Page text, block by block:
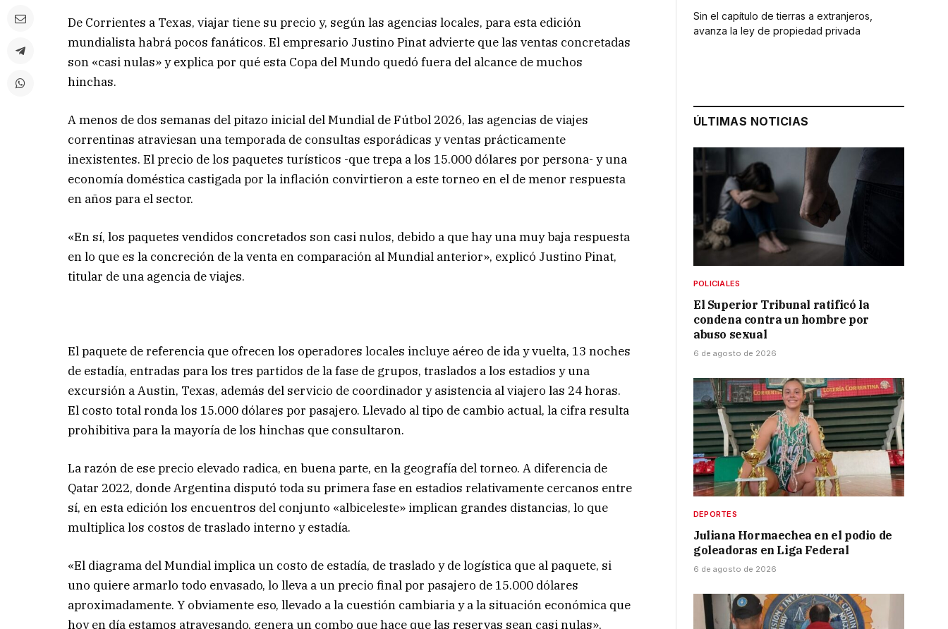
De Corrientes a Texas, viajar tiene su precio y, según las agencias locales, para esta edición
mundialista habrá pocos fanáticos. El empresario Justino Pinat advierte que las ventas concretadas
son «casi nulas» y explica por qué esta Copa del Mundo quedó fuera del alcance de muchos
hinchas.
A menos de dos semanas del pitazo inicial del Mundial de Fútbol 2026, las agencias de viajes
correntinas atraviesan una temporada de consultas esporádicas y ventas prácticamente
inexistentes. El precio de los paquetes turísticos -que trepa a los 15.000 dólares por persona- y una
economía doméstica castigada por la inflación convirtieron a este torneo en el de menor respuesta
en años para el sector.
«En sí, los paquetes vendidos concretados son casi nulos, debido a que hay una muy baja respuesta
en lo que es la concreción de la venta en comparación al Mundial anterior», explicó Justino Pinat,
titular de una agencia de viajes.
El paquete de referencia que ofrecen los operadores locales incluye aéreo de ida y vuelta, 13 noches
de estadía, entradas para los tres partidos de la fase de grupos, traslados a los estadios y una
excursión a Austin, Texas, además del servicio de coordinador y asistencia al viajero las 24 horas.
El costo total ronda los 15.000 dólares por pasajero. Llevado al tipo de cambio actual, la cifra resulta
prohibitiva para la mayoría de los hinchas que consultaron.
La razón de ese precio elevado radica, en buena parte, en la geografía del torneo. A diferencia de
Qatar 2022, donde Argentina disputó toda su primera fase en estadios relativamente cercanos entre
sí, en esta edición los encuentros del conjunto «albiceleste» implican grandes distancias, lo que
multiplica los costos de traslado interno y estadía.
«El diagrama del Mundial implica un costo de estadía, de traslado y de logística que al paquete, si
uno quiere armarlo todo envasado, lo lleva a un precio final por pasajero de 15.000 dólares
aproximadamente. Y obviamente eso, llevado a la cuestión cambiaria y a la situación económica que
hoy en día estamos atravesando, genera un combo que hace que las reservas sean casi nulas»,
Sin el capítulo de tierras a extranjeros,
avanza la ley de propiedad privada
ÚLTIMAS NOTICIAS
POLICIALES
El Superior Tribunal ratificó la
condena contra un hombre por
abuso sexual
6 de agosto de 2026
DEPORTES
Juliana Hormaechea en el podio de
goleadoras en Liga Federal
6 de agosto de 2026